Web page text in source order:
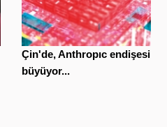
Çin'de, Anthropıc endişesi
büyüyor...